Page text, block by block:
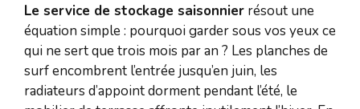
Le service de stockage saisonnier résout une
équation simple : pourquoi garder sous vos yeux ce
qui ne sert que trois mois par an ? Les planches de
surf encombrent l’entrée jusqu’en juin, les
radiateurs d’appoint dorment pendant l’été, le